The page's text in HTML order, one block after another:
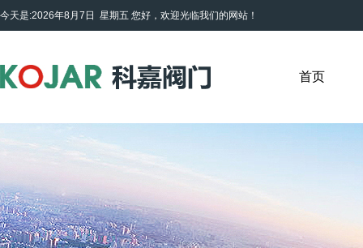
今天是:2026年8月7日 星期五 您好，欢迎光临我们的网站！
首页